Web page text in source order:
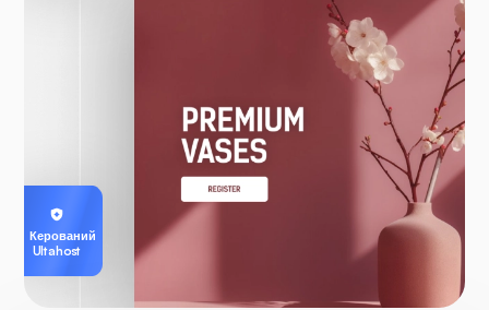
Керований
Ultahost